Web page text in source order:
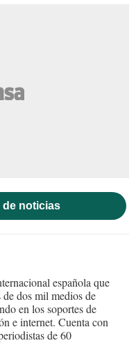
de noticias
española que
dos mil medios de
en los soportes de
e internet. Cuenta con
de 60